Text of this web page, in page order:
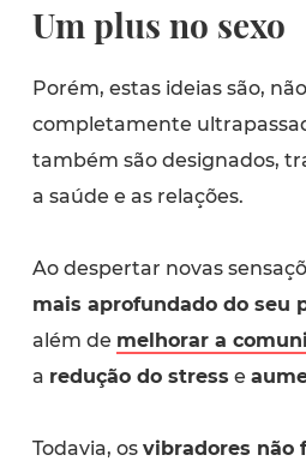
Um plus no sexo
Porém, estas ideias são,
completamente
também são designados,
a saúde e as relações.
Ao despertar novas
mais aprofundado do seu
além de melhorar a
a redução do stress e
Todavia, os vibradores não